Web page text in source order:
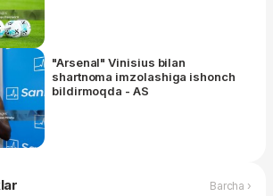
"Arsenal" Vinisius bilan
shartnoma imzolashiga ishonch
bildirmoqda - AS
Barcha ›